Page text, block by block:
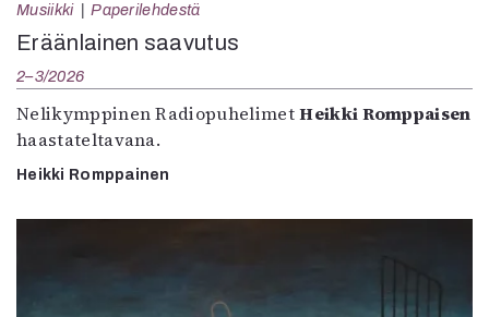
Musiikki Paperilehdestä
Eräänlainen saavutus
2–3/2026
Nelikymppinen RadiopuhelimetHeikki Romppaisen
haastateltavana.
Heikki Romppainen